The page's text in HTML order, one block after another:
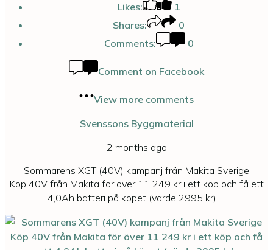
Likes:
1
Shares:
0
Comments:
0
Comment on Facebook
View more comments
Svenssons Byggmaterial
2 months ago
Sommarens XGT (40V) kampanj från Makita Sverige
Köp 40V från Makita för över 11 249 kr i ett köp och få ett
4,0Ah batteri på köpet (värde 2995 kr) …